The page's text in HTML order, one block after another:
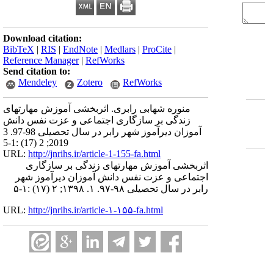
Download citation:
BibTeX | RIS | EndNote | Medlars | ProCite |
Reference Manager| RefWorks
Send citation to:
Mendeley
Zotero RefWorks
منوره شهابی رابری. اثربخشی آموزش مهارتهای
زندگی بر سازگاری اجتماعی و عزت نفس دانش
آموزان دیرآموز شهر رابر در سال تحصیلی 98-97. 3
2019; 2 (17) :1-5
URL: http://jnrihs.ir/article-1-155-fa.html
اثربخشی آموزش مهارتهای زندگی بر سازگاری
اجتماعی و عزت نفس دانش آموزان دیرآموز شهر
رابر در سال تحصیلی ۹۸-۹۷. ۱. ۱۳۹۸; ۲ (۱۷) :۱-۵
URL: http://jnrihs.ir/article-۱-۱۵۵-fa.html